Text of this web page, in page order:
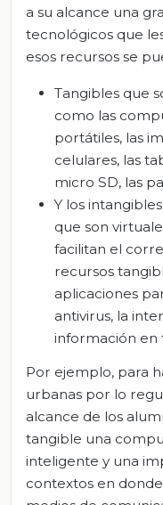
a su alcance una
tecnológicos que
esos recursos se
Tangibles que
como las
portátiles, las
celulares, las
micro SD, las
Y los
que son
facilitan el
recursos
aplicaciones
antivirus, la
información en
Por ejemplo, para
urbanas por lo
alcance de los
tangible una
inteligente y una
contextos en